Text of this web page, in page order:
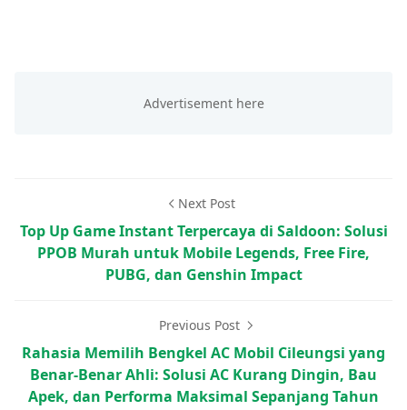
Next Post
Top Up Game Instant Terpercaya di Saldoon: Solusi
PPOB Murah untuk Mobile Legends, Free Fire,
PUBG, dan Genshin Impact
Previous Post
Rahasia Memilih Bengkel AC Mobil Cileungsi yang
Benar-Benar Ahli: Solusi AC Kurang Dingin, Bau
Apek, dan Performa Maksimal Sepanjang Tahun